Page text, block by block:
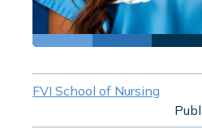
FVI School of Nursing